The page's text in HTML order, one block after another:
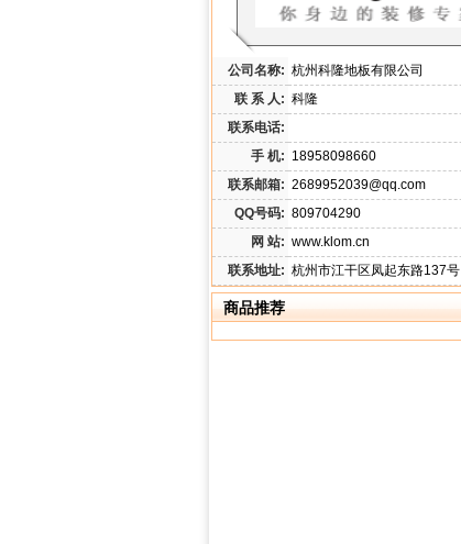
公司名称: 杭州科隆地板有限公司
联 系 人: 科隆
联系电话:
手 机: 18958098660
联系邮箱: 2689952039@qq.com
QQ号码: 809704290
网 站: www.klom.cn
联系地址: 杭州市江干区凤起东路137号
商品推荐